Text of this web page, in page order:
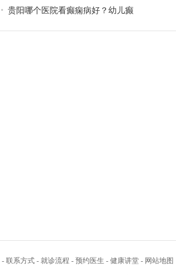
贵阳哪个医院看癫痫病好？幼儿癫
- 联系方式 - 就诊流程 - 预约医生 - 健康讲堂 - 网站地图